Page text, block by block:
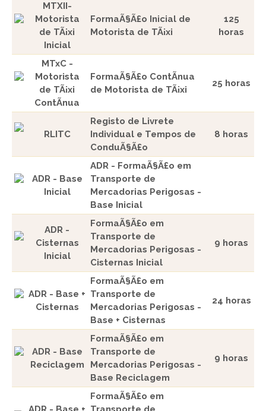
MTXII-
Motorista
de TÃ¡xi
Inicial
FormaÃ§Ã£o Inicial de
Motorista de TÃ¡xi
125
horas
MTxC -
Motorista
de TÃ¡xi
ContÃ­nua
FormaÃ§Ã£o ContÃ­nua
de Motorista de TÃ¡xi
25 horas
RLITC
Registo de Livrete
Individual e Tempos de
ConduÃ§Ã£o
8 horas
ADR - Base
Inicial
ADR - FormaÃ§Ã£o em
Transporte de
Mercadorias Perigosas -
Base Inicial
ADR -
Cisternas
Inicial
FormaÃ§Ã£o em
Transporte de
Mercadorias Perigosas -
Cisternas Inicial
9 horas
ADR - Base +
Cisternas
FormaÃ§Ã£o em
Transporte de
Mercadorias Perigosas -
Base + Cisternas
24 horas
ADR - Base
Reciclagem
FormaÃ§Ã£o em
Transporte de
Mercadorias Perigosas -
Base Reciclagem
9 horas
FormaÃ§Ã£o em